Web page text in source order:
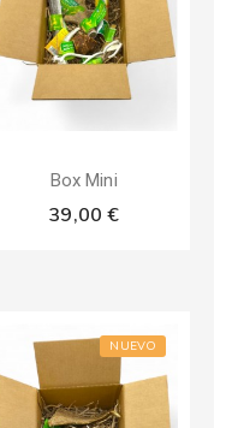
Box Mini
39,00 €
NUEVO